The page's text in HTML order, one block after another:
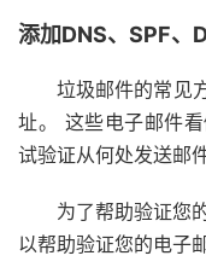
添加DNS、SPF、
垃圾邮件的常见
址。 这些电子邮件
试验证从何处发送邮
为了帮助验证您
以帮助验证您的电子邮